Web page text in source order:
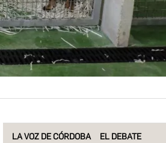
LA VOZ DE CÓRDOBA EL DEBATE